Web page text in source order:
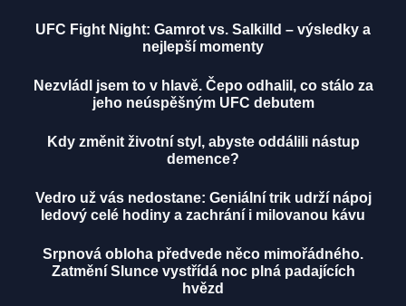
UFC Fight Night: Gamrot vs. Salkilld – výsledky a
nejlepší momenty
Nezvládl jsem to v hlavě. Čepo odhalil, co stálo za
jeho neúspěšným UFC debutem
Kdy změnit životní styl, abyste oddálili nástup
demence?
Vedro už vás nedostane: Geniální trik udrží nápoj
ledový celé hodiny a zachrání i milovanou kávu
Srpnová obloha předvede něco mimořádného.
Zatmění Slunce vystřídá noc plná padajících
hvězd